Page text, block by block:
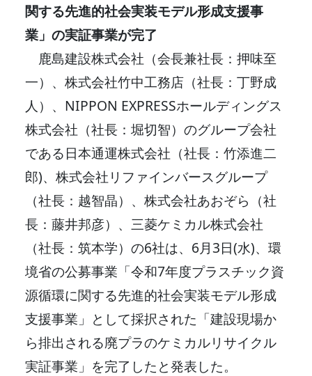
関する先進的社会実装モデル形成支援事
業」の実証事業が完了
鹿島建設株式会社（会長兼社長：押味至
一）、株式会社竹中工務店（社長：丁野成
人）、NIPPON EXPRESSホールディングス
株式会社（社長：堀切智）のグループ会社
である日本通運株式会社（社長：竹添進二
郎)、株式会社リファインバースグループ
（社長：越智晶）、株式会社あおぞら（社
長：藤井邦彦）、三菱ケミカル株式会社
（社長：筑本学）の6社は、6月3日(水)、環
境省の公募事業「令和7年度プラスチック資
源循環に関する先進的社会実装モデル形成
支援事業」として採択された「建設現場か
ら排出される廃プラのケミカルリサイクル
実証事業」を完了したと発表した。